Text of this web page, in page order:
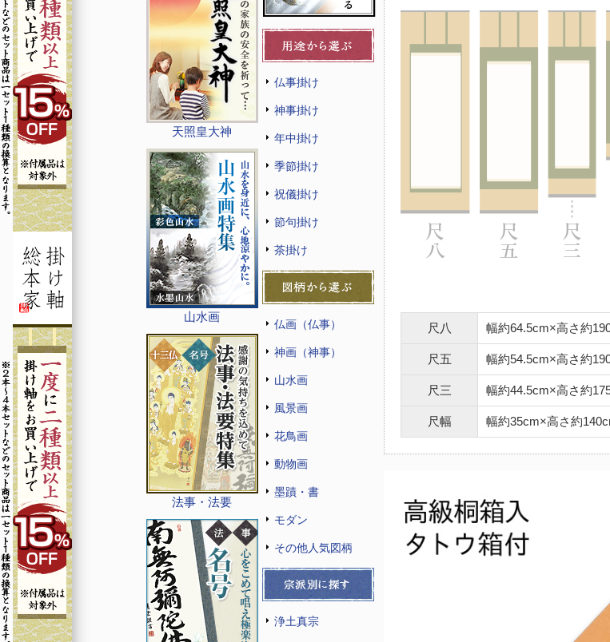
天照皇大神
山水画
法事・法要
仏事掛け
神事掛け
年中掛け
季節掛け
祝儀掛け
節句掛け
茶掛け
仏画（仏事）
神画（神事）
山水画
風景画
花鳥画
動物画
墨蹟・書
モダン
その他人気図柄
浄土真宗
尺八 幅約64.5cm×高さ約
尺五 幅約54.5cm×高さ約
尺三 幅約44.5cm×高さ約
尺幅 幅約35cm×高さ約